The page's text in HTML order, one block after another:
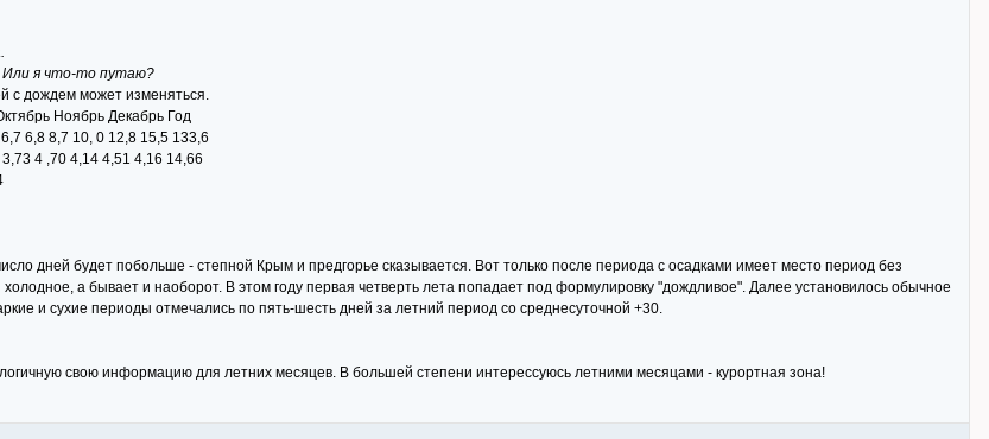
Или я что-то путаю?
с дождем может изменяться.
Ноябрь Декабрь Год
6,8 8,7 10, 0 12,8 15,5 133,6
4 ,70 4,14 4,51 4,16 14,66
дней будет побольше - степной Крым и предгорье сказывается. Вот только после периода с осадками имеет место период без
а бывает и наоборот. В этом году первая четверть лета попадает под формулировку "дождливое". Далее установилось обычное
и сухие периоды отмечались по пять-шесть дней за летний период со среднесуточной +30.
свою информацию для летних месяцев. В большей степени интерессуюсь летними месяцами - курортная зона!